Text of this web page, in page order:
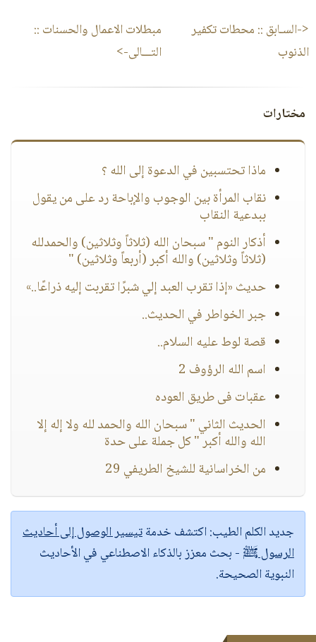
<-السـابق :: محطات تكفير
الذنوب
مبطلات الاعمال والحسنات ::
التـــالى->
مختارات
ماذا تحتسبين في الدعوة إلى الله ؟
نقاب المرأة بين الوجوب والإباحة رد على من يقول
ببدعية النقاب
أذكار النوم " سبحان الله (ثلاثاً وثلاثين) والحمدلله
(ثلاثاً وثلاثين) والله أكبر (أربعاً وثلاثين) "
حديث «إذا تقرب العبد إلي شبرًا تقربت إليه ذراعًا..»
جبر الخواطر في الحديث..
قصة لوط عليه السلام..
اسم الله الرؤوف 2
عقبات فى طريق العوده
الحديث الثاني " سبحان الله والحمد لله ولا إله إلا
الله والله أكبر " كل جملة على حدة
من الخراسانية للشيخ الطريفي 29
جديد الكلم الطيب:اكتشف خدمةتيسير الوصول إلى أحاديث
الرسول ﷺ - بحث معزز بالذكاء الاصطناعي في الأحاديث
النبوية الصحيحة.